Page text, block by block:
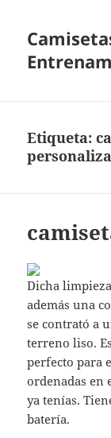
Etiqueta:
Dicha
además una
se contrató a
terreno liso.
perfecto para
ordenadas en
ya tenías.
batería.